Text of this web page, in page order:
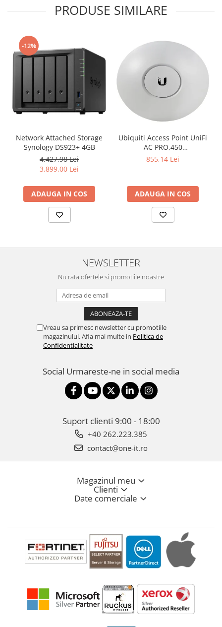
PRODUSE SIMILARE
-12%
Network Attached Storage
Synology DS923+ 4GB
4.427,98 Lei
3.899,00 Lei
ADAUGA IN COS
Ubiquiti Access Point UniFi
AC PRO,450
Mbps(2.4GHz),1300
included,
802.3af/at,2x10/100/1000
RJ45 Port, Integrated 3 dBi
3x3 MIMO (2.4GHz and
5GHz),250+ Co
855,14 Lei
ADAUGA IN COS
NEWSLETTER
Nu rata ofertele si promotiile noastre
Vreau sa primesc newsletter cu promotiile
magazinului. Afla mai multe in Politica de
Confidentialitate
Social Urmareste-ne in social media
Suport clienti 9:00 - 18:00
+40 262.223.385
contact@one-it.ro
Magazinul meu
Clienti
Date comerciale